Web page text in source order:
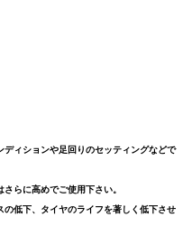
ィションや足回りのセッティングなどで
らに高めでご使用下さい。
低下、タイヤのライフを著しく低下させ